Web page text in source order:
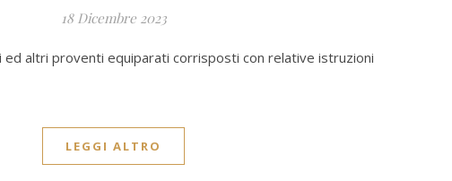
18 Dicembre 2023
ed altri proventi equiparati corrisposti con relative istruzioni
LEGGI ALTRO